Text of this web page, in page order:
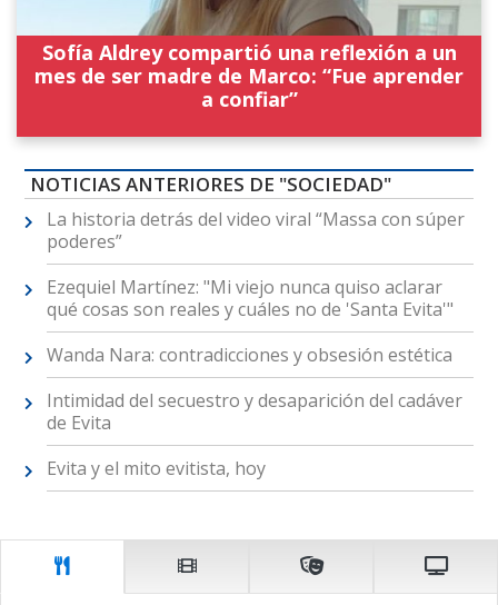
Sofía Aldrey compartió una reflexión a un
mes de ser madre de Marco: “Fue aprender
a confiar”
NOTICIAS ANTERIORES DE "SOCIEDAD"
La historia detrás del video viral “Massa con súper
poderes”
Ezequiel Martínez: "Mi viejo nunca quiso aclarar
qué cosas son reales y cuáles no de 'Santa Evita'"
Wanda Nara: contradicciones y obsesión estética
Intimidad del secuestro y desaparición del cadáver
de Evita
Evita y el mito evitista, hoy